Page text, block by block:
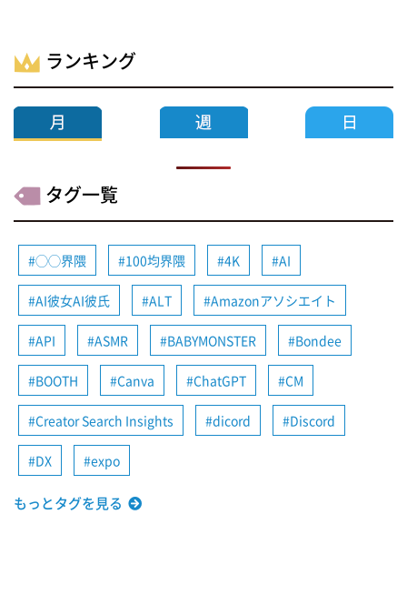
ランキング
タグ一覧
◯◯界隈 100均界隈 4K AI
AI彼女AI彼氏 ALT Amazonアソシエイト
API ASMR BABYMONSTER Bondee
BOOTH Canva ChatGPT CM
Creator Search Insights dicord Discord
DX expo
もっとタグを見る